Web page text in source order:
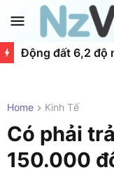
Home Kinh Tế
Có phải
150.000